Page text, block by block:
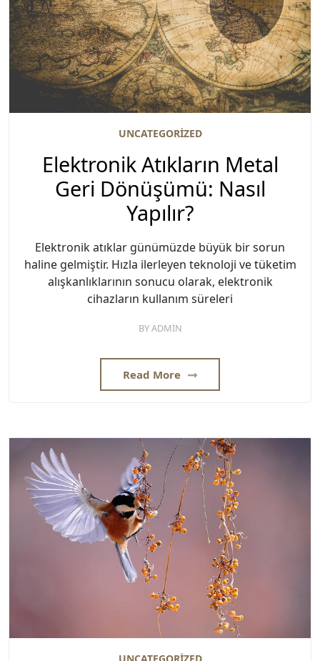
UNCATEGORIZED
Elektronik Atıkların Metal
Geri Dönüşümü: Nasıl
Yapılır?
Elektronik atıklar günümüzde büyük bir sorun
haline gelmiştir. Hızla ilerleyen teknoloji ve tüketim
alışkanlıklarının sonucu olarak, elektronik
cihazların kullanım süreleri
BYADMIN
Read More